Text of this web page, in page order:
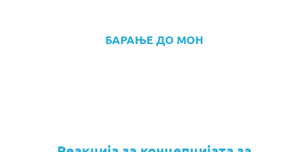
БАРАЊЕ ДО МОН